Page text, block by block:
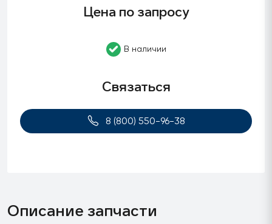
Цена по запросу
В наличии
Связаться
8 (800) 550-96-38
Описание запчасти